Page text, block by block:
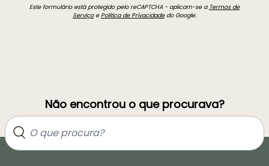
Este formulário está protegido pelo reCAPTCHA - aplicam-se a Termos de
ServiçoePolítica de Privacidadedo Google.
Não encontrou o que procurava?